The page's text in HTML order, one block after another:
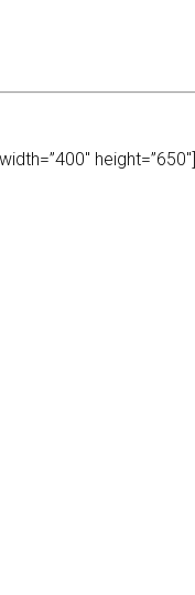
height=”650″]